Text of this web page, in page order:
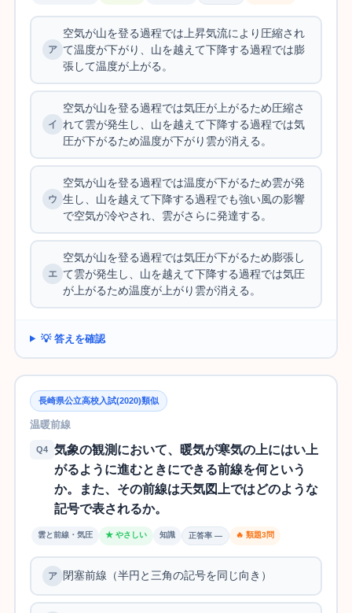
空気が山を登る過程では上昇気流により圧縮され
て温度が下がり、山を越えて下降する過程では膨
張して温度が上がる。
空気が山を登る過程では気圧が上がるため圧縮さ
れて雲が発生し、山を越えて下降する過程では気
圧が下がるため温度が下がり雲が消える。
空気が山を登る過程では温度が下がるため雲が発
生し、山を越えて下降する過程でも強い風の影響
で空気が冷やされ、雲がさらに発達する。
空気が山を登る過程では気圧が下がるため膨張し
て雲が発生し、山を越えて下降する過程では気圧
が上がるため温度が上がり雲が消える。
💡 答えを確認
長崎県公立高校入試(2020)類似
温暖前線
Q4
気象の観測において、暖気が寒気の上にはい上
がるように進むときにできる前線を何という
か。また、その前線は天気図上ではどのような
記号で表されるか。
雲と前線・気圧 ★ やさしい 知識 正答率 — 🔥 類題3問
閉塞前線（半円と三角の記号を同じ向き）